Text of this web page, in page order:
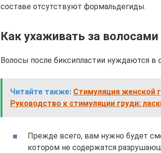
составе отсутствуют формальдегиды.
Как ухаживать за волосами
Волосы после биксипластии нуждаются в
Читайте также: Стимуляция женской
Руководство к стимуляции груди:
Прежде всего, вам нужно будет
котором не содержатся